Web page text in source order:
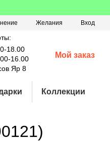
Желания Вход
18.00
16.00
Яр 8
Мой заказ
Коллекции